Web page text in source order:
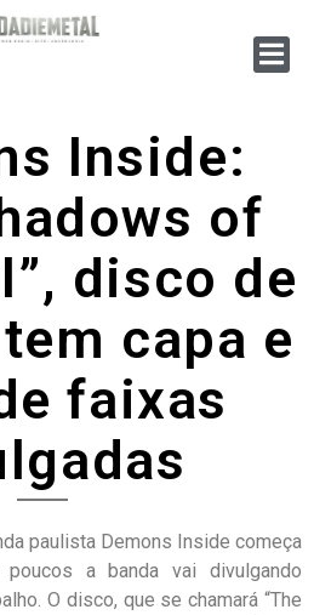
Inside:
of
disco de
capa e
faixas
paulista Demons Inside começa
a banda vai divulgando
O disco, que se chamará “The